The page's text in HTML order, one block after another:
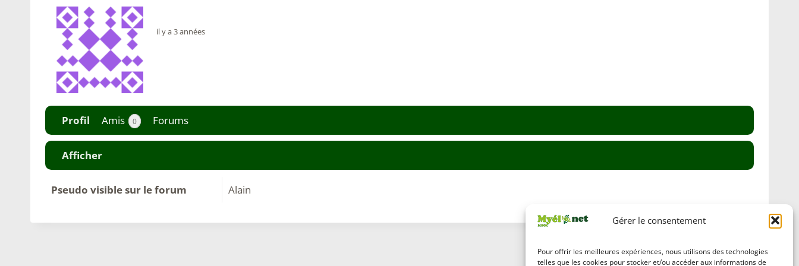
Gérer le consentement
Pour offrir les meilleures expériences, nous utilisons des technologies
telles que les cookies pour stocker et/ou accéder aux informations de
il y a 3 années
Profil Amis 0 Forums
Afficher
Pseudo visible sur le forum Alain